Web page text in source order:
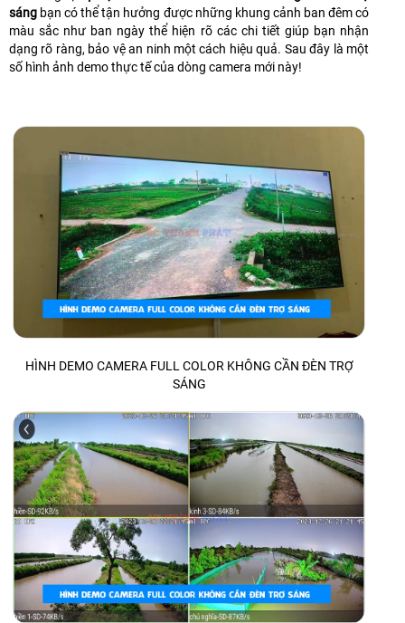
sáng bạn có thể tận hưởng được những khung cảnh ban đêm có
màu sắc như ban ngày thể hiện rõ các chi tiết giúp bạn nhận
dạng rõ ràng, bảo vệ an ninh một cách hiệu quả. Sau đây là một
số hình ảnh demo thực tế của dòng camera mới này!
HÌNH DEMO CAMERA FULL COLOR KHÔNG CẦN ĐÈN TRỢ
SÁNG